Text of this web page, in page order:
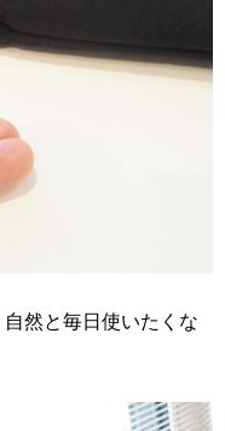
然と毎日使いたくな